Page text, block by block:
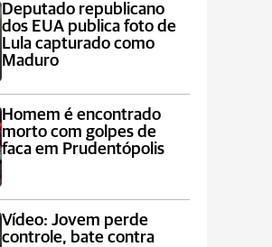
Deputado republicano
dos EUA publica foto de
Lula capturado como
Maduro
Homem é encontrado
morto com golpes de
faca em Prudentópolis
Vídeo: Jovem perde
controle, bate contra